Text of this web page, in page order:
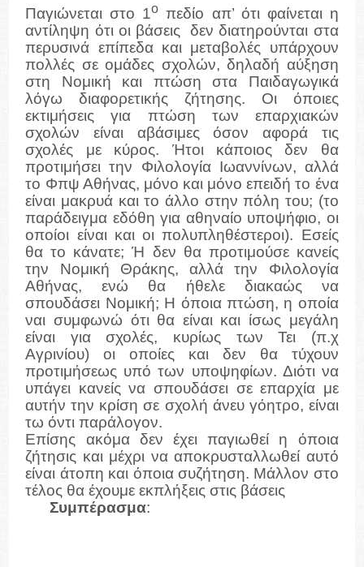
Παγιώνεται στο 1ο πεδίο απ’ ότι φαίνεται η
αντίληψη ότι οι βάσεις δεν διατηρούνται στα
περυσινά επίπεδα και μεταβολές υπάρχουν
πολλές σε ομάδες σχολών, δηλαδή αύξηση
στη Νομική και πτώση στα Παιδαγωγικά
λόγω διαφορετικής ζήτησης. Οι όποιες
εκτιμήσεις για πτώση των επαρχιακών
σχολών είναι αβάσιμες όσον αφορά τις
σχολές με κύρος. Ήτοι κάποιος δεν θα
προτιμήσει την Φιλολογία Ιωαννίνων, αλλά
το Φπψ Αθήνας, μόνο και μόνο επειδή το ένα
είναι μακρυά και το άλλο στην πόλη του; (το
παράδειγμα εδόθη για αθηναίο υποψήφιο, οι
οποίοι είναι και οι πολυπληθέστεροι). Εσείς
θα το κάνατε; Ή δεν θα προτιμούσε κανείς
την Νομική Θράκης, αλλά την Φιλολογία
Αθήνας, ενώ θα ήθελε διακαώς να
σπουδάσει Νομική; Η όποια πτώση, η οποία
ναι συμφωνώ ότι θα είναι και ίσως μεγάλη
είναι για σχολές, κυρίως των Τει (π.χ
Αγρινίου) οι οποίες και δεν θα τύχουν
προτιμήσεως υπό των υποψηφίων. Διότι να
υπάγει κανείς να σπουδάσει σε επαρχία με
αυτήν την κρίση σε σχολή άνευ γόητρο, είναι
τω όντι παράλογον.
Επίσης ακόμα δεν έχει παγιωθεί η όποια
ζήτησις και μέχρι να αποκρυσταλλωθεί αυτό
είναι άτοπη και όποια συζήτηση. Μάλλον στο
τέλος θα έχουμε εκπλήξεις στις βάσεις
Συμπέρασμα: